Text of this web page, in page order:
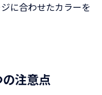
に合わせたカラーを
注意点